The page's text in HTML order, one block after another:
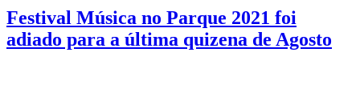
Festival Música no Parque 2021 foi
adiado para a última quizena de Agosto